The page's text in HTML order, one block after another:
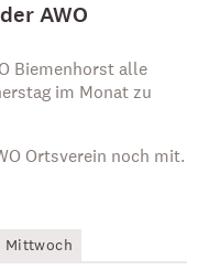
AWO
Biemenhorst alle
im Monat zu
Ortsverein noch mit.
Mittwoch